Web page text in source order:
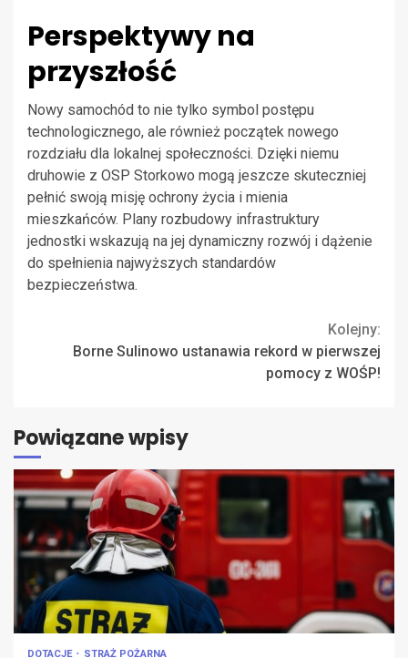
Perspektywy na
przyszłość
Nowy samochód to nie tylko symbol postępu
technologicznego, ale również początek nowego
rozdziału dla lokalnej społeczności. Dzięki niemu
druhowie z OSP Storkowo mogą jeszcze skuteczniej
pełnić swoją misję ochrony życia i mienia
mieszkańców. Plany rozbudowy infrastruktury
jednostki wskazują na jej dynamiczny rozwój i dążenie
do spełnienia najwyższych standardów
bezpieczeństwa.
Continue
Kolejny:
Borne Sulinowo ustanawia rekord w pierwszej
pomocy z WOŚP!
Powiązane wpisy
DOTACJE STRAŻ POŻARNA